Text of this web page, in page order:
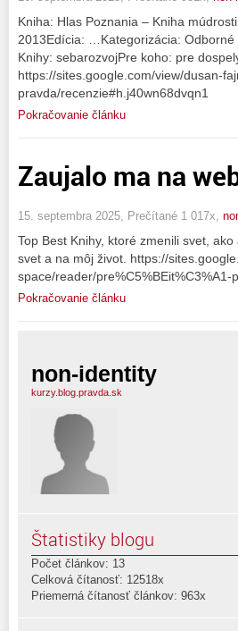
Kniha: Hlas Poznania – Kniha
2013Edícia: …Kategorizácia:
Knihy: sebarozvojPre koho: pre
https://sites.google.com/view/dusan-
pravda/recenzie#h.j40wn68dvqn1
Pokračovanie článku
Zaujalo ma na
15. septembra 2025, Prečítané 1 017x,
Top Best Knihy, ktoré zmenili svet,
svet a na môj život. https://
space/reader/
Pokračovanie článku
non-identity
kurzy.blog.pravda.sk
Štatistiky blogu
Počet článkov: 13
Celková čítanosť: 12518x
Priemerná čítanosť článkov: 963x